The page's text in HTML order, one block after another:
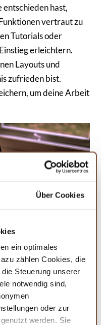
Über Cookies
ein optimales
zählen Cookies, die
Steuerung unserer
notwendig sind,
oder zur
werden. Sie
hast,
vertraut zu
Tutorials oder
erleichtern.
Layouts und
zufrieden bist.
um deine Arbeit
für ein gelungenes
sich am besten
Fotobuchs?